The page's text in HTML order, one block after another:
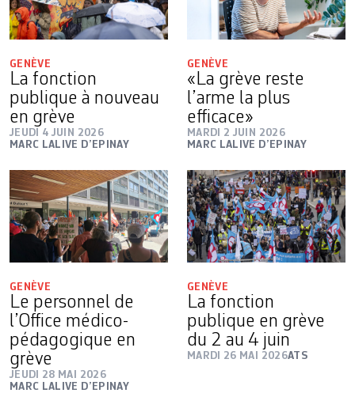
GENÈVE
La fonction
publique à nouveau
en grève
JEUDI 4 JUIN 2026
MARC LALIVE D’EPINAY
GENÈVE
«La grève reste
l’arme la plus
efficace»
MARDI 2 JUIN 2026
MARC LALIVE D’EPINAY
GENÈVE
Le personnel de
l’Office médico-
pédagogique en
grève
JEUDI 28 MAI 2026
MARC LALIVE D’EPINAY
GENÈVE
La fonction
publique en grève
du 2 au 4 juin
MARDI 26 MAI 2026ATS